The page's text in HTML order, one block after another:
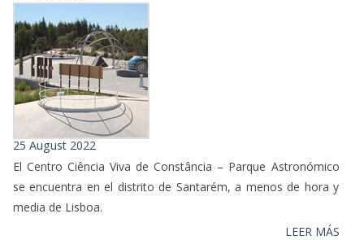
25 August 2022
El Centro Ciência Viva de Constância – Parque Astronómico
se encuentra en el distrito de Santarém, a menos de hora y
media de Lisboa.
LEER MÁS